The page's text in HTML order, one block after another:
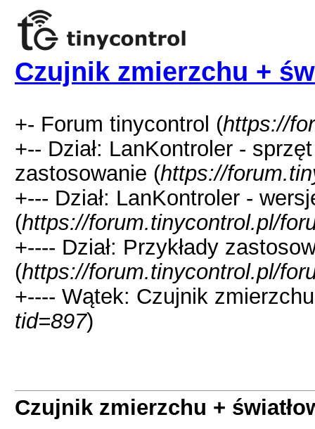
Czujnik zmierzchu +
+- Forum tinycontrol (https://
+-- Dział: LanKontroler -
zastosowanie (https://
+--- Dział: LanKontroler -
(https://forum.tinycontrol.pl/
+---- Dział: Przykłady
(https://forum.tinycontrol.pl/
+---- Wątek: Czujnik
tid=897)
Czujnik zmierzchu +